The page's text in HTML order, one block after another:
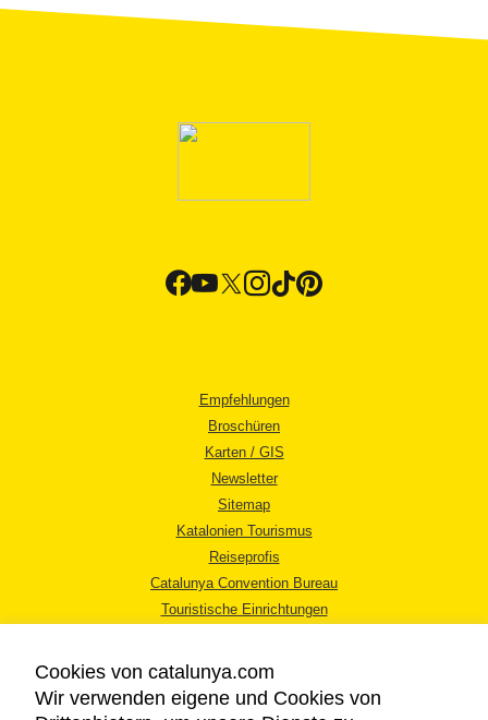
Empfehlungen
Broschüren
Karten / GIS
Newsletter
Sitemap
Katalonien Tourismus
Reiseprofis
Catalunya Convention Bureau
Touristische Einrichtungen
Cookies von catalunya.com
Wir verwenden eigene und Cookies von